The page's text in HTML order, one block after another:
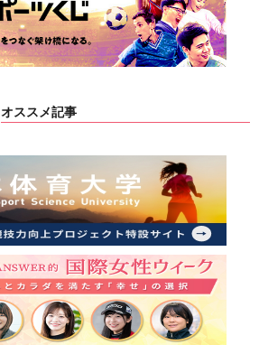
オススメ記事